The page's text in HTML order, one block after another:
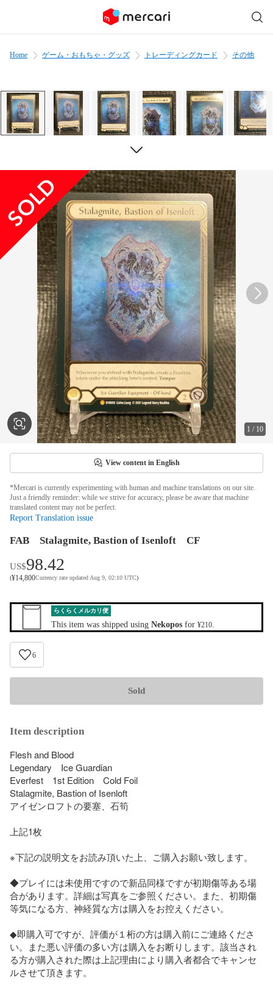
Home ゲーム・おもちゃ・グッズ トレーディングカード その他
1 / 10
View content in English
*Mercari is currently experimenting with human and machine translations on our site.
Just a friendly reminder: while we strive for accuracy, please be aware that machine
translated content may not be perfect.
Report Translation issue
FAB Stalagmite, Bastion of Isenloft CF
US$98.42
(¥14,800Currency rate updated Aug 9, 02:10 UTC)
らくらくメルカリ便
This item was shipped using Nekopos for ¥210
6
Sold
Item description
Flesh and Blood
Legendary　Ice Guardian
Everfest　1st Edition　Cold Foil
Stalagmite, Bastion of Isenloft
アイゼンロフトの要塞、石筍
上記1枚
※下記の説明文をお読み頂いた上、ご購入お願い致します。
◆プレイには未使用ですので新品同様ですが初期傷等ある場
合があります。詳細は写真をご参照ください。また、初期傷
等気になる方、神経質な方は購入をお控えください。
◆即購入可ですが、評価が１桁の方は購入前にご連絡くださ
い。また悪い評価の多い方は購入をお断りします。該当され
る方が購入された際は上記理由により購入者都合でキャンセ
ルさせて頂きます。